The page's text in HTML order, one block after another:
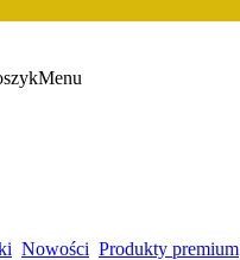
Menu
Nowości Produkty premium